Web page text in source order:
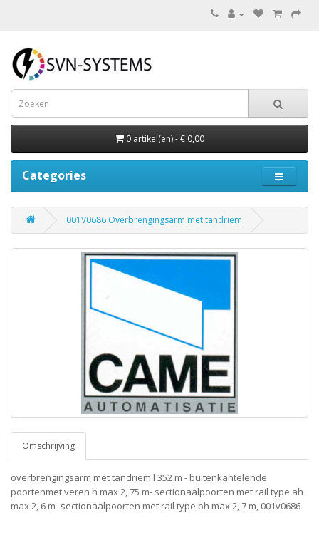
0 artikel(en) - € 0,00
Categories
001V0686 Overbrengingsarm met tandriem
Omschrijving
overbrengingsarm met tandriem l 352 m - buitenkantelende
poortenmet veren h max 2, 75 m- sectionaalpoorten met rail type ah
max 2, 6 m- sectionaalpoorten met rail type bh max 2, 7 m, 001v0686